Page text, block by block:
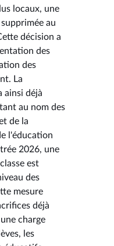
locaux, une
au
décision a
des
des
La
ainsi déjà
au nom des
de la
l'éducation
2026, une
est
des
mesure
déjà
charge
les